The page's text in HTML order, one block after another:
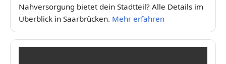
Nahversorgung bietet dein Stadtteil? Alle Details im
Überblick in Saarbrücken. Mehr erfahren